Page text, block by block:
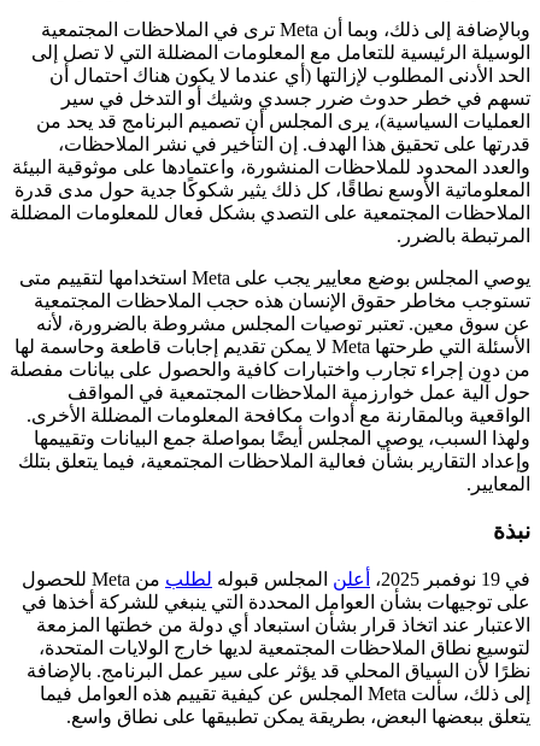
وبالإضافة إلى ذلك، وبما أن Meta ترى في الملاحظات المجتمعية
الوسيلة الرئيسية للتعامل مع المعلومات المضللة التي لا تصل إلى
الحد الأدنى المطلوب لإزالتها (أي عندما لا يكون هناك احتمال أن
تسهم في خطر حدوث ضرر جسدي وشيك أو التدخل في سير
العمليات السياسية)، يرى المجلس أن تصميم البرنامج قد يحد من
قدرتها على تحقيق هذا الهدف. إن التأخير في نشر الملاحظات،
والعدد المحدود للملاحظات المنشورة، واعتمادها على موثوقية البيئة
المعلوماتية الأوسع نطاقًا، كل ذلك يثير شكوكًا جدية حول مدى قدرة
الملاحظات المجتمعية على التصدي بشكل فعال للمعلومات المضللة
المرتبطة بالضرر.
يوصي المجلس بوضع معايير يجب على Meta استخدامها لتقييم متى
تستوجب مخاطر حقوق الإنسان هذه حجب الملاحظات المجتمعية
عن سوق معين. تعتبر توصيات المجلس مشروطة بالضرورة، لأنه
الأسئلة التي طرحتها Meta لا يمكن تقديم إجابات قاطعة وحاسمة لها
من دون إجراء تجارب واختبارات كافية والحصول على بيانات مفصلة
حول آلية عمل خوارزمية الملاحظات المجتمعية في المواقف
الواقعية وبالمقارنة مع أدوات مكافحة المعلومات المضللة الأخرى.
ولهذا السبب، يوصي المجلس أيضًا بمواصلة جمع البيانات وتقييمها
وإعداد التقارير بشأن فعالية الملاحظات المجتمعية، فيما يتعلق بتلك
المعايير.
نبذة
في 19 نوفمبر 2025، أعلن المجلس قبوله لطلب
من Meta للحصول
على توجيهات بشأن العوامل المحددة التي ينبغي للشركة أخذها في
الاعتبار عند اتخاذ قرار بشأن استبعاد أي دولة من خطتها المزمعة
لتوسيع نطاق الملاحظات المجتمعية لديها خارج الولايات المتحدة،
نظرًا لأن السياق المحلي قد يؤثر على سير عمل البرنامج. بالإضافة
إلى ذلك، سألت Meta المجلس عن كيفية تقييم هذه العوامل فيما
يتعلق ببعضها البعض، بطريقة يمكن تطبيقها على نطاق واسع.